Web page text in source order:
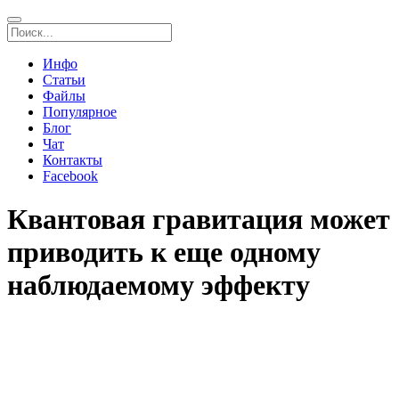
Инфо
Статьи
Файлы
Популярное
Блог
Чат
Контакты
Facebook
Квантовая гравитация может
приводить к еще одному
наблюдаемому эффекту